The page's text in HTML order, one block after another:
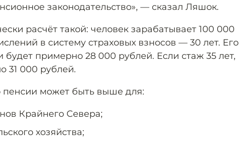
законодательство», — сказал Ляшок.
расчёт такой: человек зарабатывает 100 000
в систему страховых взносов — 30 лет. Его
будет примерно 28 000 рублей. Если стаж 35 лет,
31 000 рублей.
может быть выше для:
Крайнего Севера;
хозяйства;